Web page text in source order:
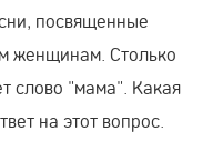
посвященные
женщинам. Столько
слово "мама". Какая
на этот вопрос.